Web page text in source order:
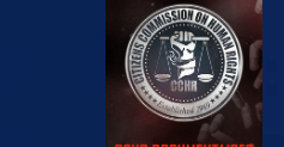
KIJK